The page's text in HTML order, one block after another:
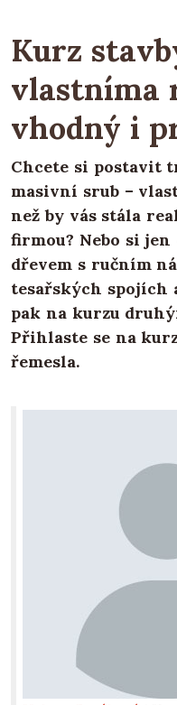
Kurz
vlastníma
vhodný i
Chcete si postavit
masivní srub –
než by vás stála
firmou? Nebo si
dřevem s ručním
tesařských spojích
pak na kurzu
Přihlaste se na
řemesla.